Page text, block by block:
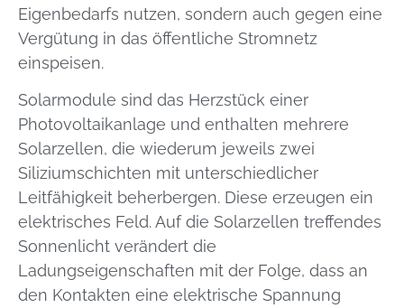
Eigenbedarfs nutzen, sondern auch gegen eine
Vergütung in das öffentliche Stromnetz
einspeisen.
Solarmodule sind das Herzstück einer
Photovoltaikanlage und enthalten mehrere
Solarzellen, die wiederum jeweils zwei
Siliziumschichten mit unterschiedlicher
Leitfähigkeit beherbergen. Diese erzeugen ein
elektrisches Feld. Auf die Solarzellen treffendes
Sonnenlicht verändert die
Ladungseigenschaften mit der Folge, dass an
den Kontakten eine elektrische Spannung